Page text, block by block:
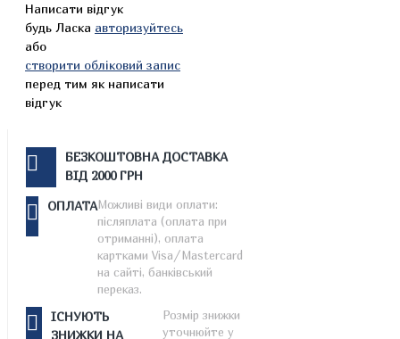
Написати відгук
будь Ласка авторизуйтесь
або
створити обліковий запис
перед тим як написати
відгук
БЕЗКОШТОВНА ДОСТАВКА
ВІД 2000 ГРН
ОПЛАТАМожливі види оплати:
післяплата (оплата при
отриманні), оплата
картками Visa/Mastercard
на сайті, банківський
переказ.
ІСНУЮТЬ
ЗНИЖКИ НА
Розмір знижки
уточнюйте у